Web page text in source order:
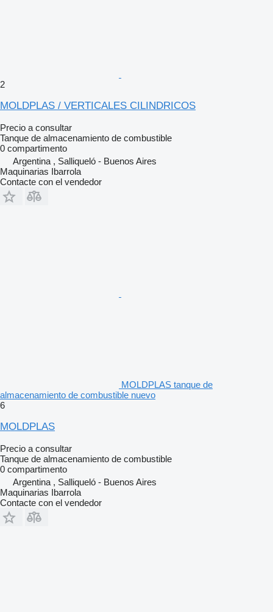
2
MOLDPLAS / VERTICALES CILINDRICOS
Precio a consultar
Tanque de almacenamiento de combustible
0 compartimento
Argentina , Salliqueló - Buenos Aires
Maquinarias Ibarrola
Contacte con el vendedor
MOLDPLAS tanque de
almacenamiento de combustible nuevo
6
MOLDPLAS
Precio a consultar
Tanque de almacenamiento de combustible
0 compartimento
Argentina , Salliqueló - Buenos Aires
Maquinarias Ibarrola
Contacte con el vendedor